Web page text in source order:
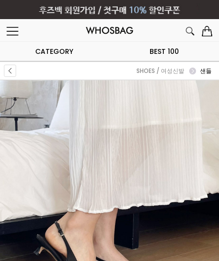
CATEGORY BEST 100
SHOES / 여성신발 샌들